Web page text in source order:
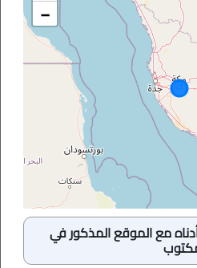
−
مع الموقع المذكور في